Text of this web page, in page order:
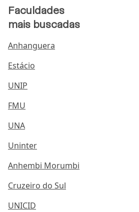
Faculdades
mais buscadas
Anhanguera
Estácio
UNIP
FMU
UNA
Uninter
Anhembi Morumbi
Cruzeiro do Sul
UNICID